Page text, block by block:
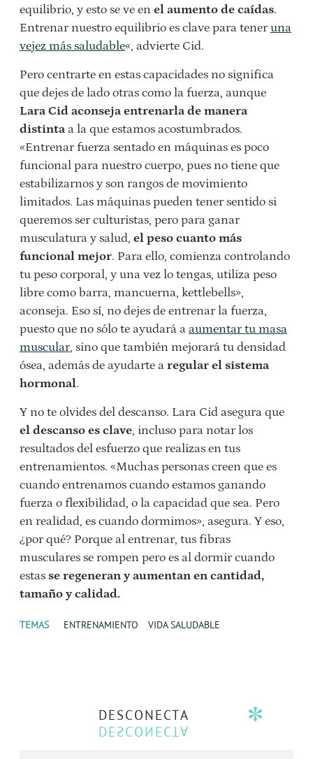
equilibrio, y esto se ve en el aumento de caídas.
Entrenar nuestro equilibrio es clave para teneruna
vejez más saludable«, advierte Cid.
Pero centrarte en estas capacidades no significa
que dejes de lado otras como la fuerza, aunque
Lara Cid aconseja entrenarla de manera
distinta a la que estamos acostumbrados.
«Entrenar fuerza sentado en máquinas es poco
funcional para nuestro cuerpo, pues no tiene que
estabilizarnos y son rangos de movimiento
limitados. Las máquinas pueden tener sentido si
queremos ser culturistas, pero para ganar
musculatura y salud, el peso cuanto más
funcional mejor. Para ello, comienza controlando
tu peso corporal, y una vez lo tengas, utiliza peso
libre como barra, mancuerna, kettlebells»,
aconseja. Eso sí, no dejes de entrenar la fuerza,
puesto que no sólo te ayudará a aumentar tu masa
muscular, sino que también mejorará tu densidad
ósea, además de ayudarte a regular el sistema
hormonal.
Y no te olvides del descanso. Lara Cid asegura que
el descanso es clave, incluso para notar los
resultados del esfuerzo que realizas en tus
entrenamientos. «Muchas personas creen que es
cuando entrenamos cuando estamos ganando
fuerza o flexibilidad, o la capacidad que sea. Pero
en realidad, es cuando dormimos», asegura. Y eso,
¿por qué? Porque al entrenar, tus fibras
musculares se rompen pero es al dormir cuando
estas se regeneran y aumentan en cantidad,
tamaño y calidad.
TEMAS ENTRENAMIENTO VIDA SALUDABLE
DESCONECTA